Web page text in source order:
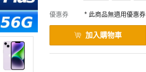
優惠券 * 此商品無適用優惠券
加入購物車